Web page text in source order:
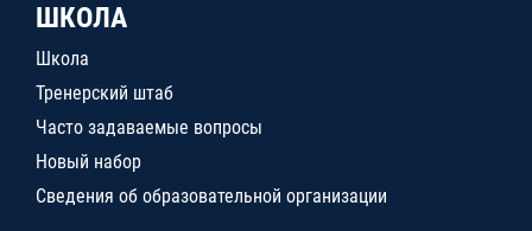
ШКОЛА
Школа
Тренерский штаб
Часто задаваемые вопросы
Новый набор
Сведения об образовательной организации